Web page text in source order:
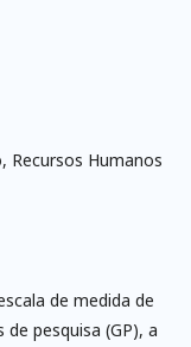
Recursos Humanos
de medida de
pesquisa (GP), a